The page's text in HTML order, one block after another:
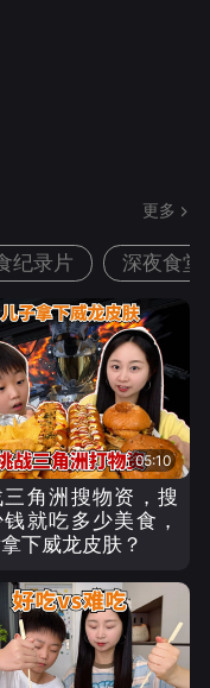
更多
纪录片 深夜食堂
05:10
角洲搜物资，搜
就吃多少美食，
下威龙皮肤？